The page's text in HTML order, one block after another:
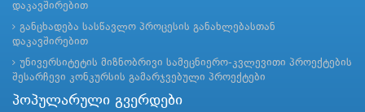
დაკავშირებით
განცხადება სასწავლო პროცესის განახლებასთან
დაკავშირებით
უნივერსიტეტის მიზნობრივი სამეცნიერო-კვლევითი პროექტების
შესარჩევი კონკურსის გამარჯვებული პროექტები
პოპულარული გვერდები